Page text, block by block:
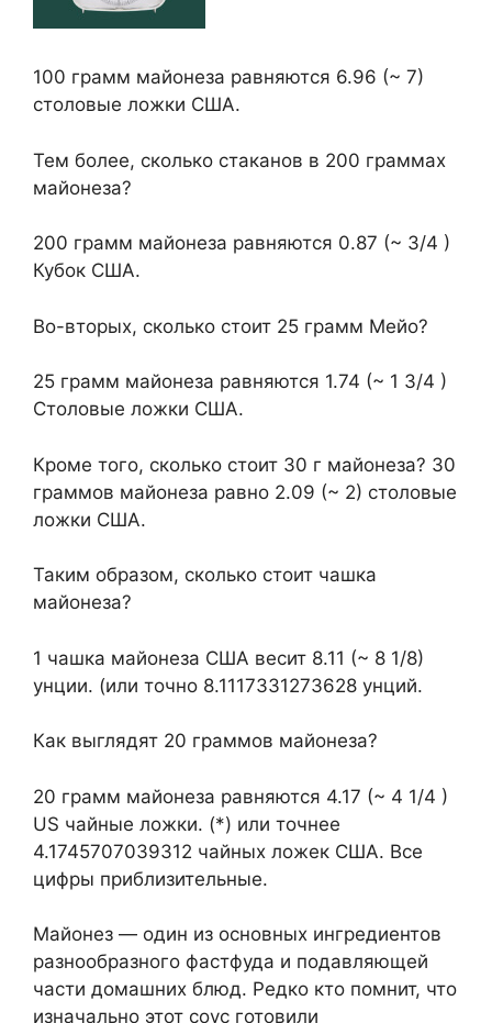
100 грамм майонеза равняются 6.96 (~ 7)
столовые ложки США.
Тем более, сколько стаканов в 200 граммах
майонеза?
200 грамм майонеза равняются 0.87 (~ 3/4 )
Кубок США.
Во-вторых, сколько стоит 25 грамм Мейо?
25 грамм майонеза равняются 1.74 (~ 1 3/4 )
Столовые ложки США.
Кроме того, сколько стоит 30 г майонеза? 30
граммов майонеза равно 2.09 (~ 2) столовые
ложки США.
Таким образом, сколько стоит чашка
майонеза?
1 чашка майонеза США весит 8.11 (~ 8 1/8)
унции. (или точно 8.1117331273628 унций.
Как выглядят 20 граммов майонеза?
20 грамм майонеза равняются 4.17 (~ 4 1/4 )
US чайные ложки. (*) или точнее
4.1745707039312 чайных ложек США. Все
цифры приблизительные.
Майонез — один из основных ингредиентов
разнообразного фастфуда и подавляющей
части домашних блюд. Редко кто помнит, что
изначально этот соус готовили